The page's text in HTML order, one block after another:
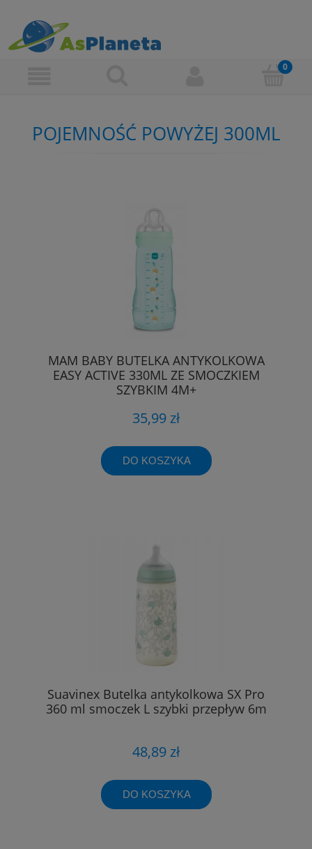
POJEMNOŚĆ POWYŻEJ 300ML
MAM BABY BUTELKA ANTYKOLKOWA
EASY ACTIVE 330ML ZE SMOCZKIEM
SZYBKIM 4M+
35,99 zł
DO KOSZYKA
Suavinex Butelka antykolkowa SX Pro
360 ml smoczek L szybki przepływ 6m
48,89 zł
DO KOSZYKA